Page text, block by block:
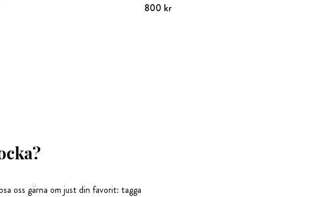
Pris:800 kr
800 kr
oss gärna om just din favorit: tagga